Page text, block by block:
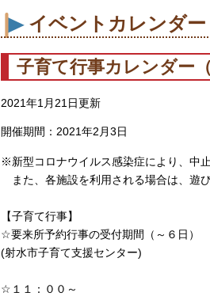
イベントカレンダー
子育て行事カレンダー（
2021年1月21日更新
開催期間： 2021年2月3日
※新型コロナウイルス感染症により、中
また、各施設を利用される場合は、遊
【子育て行事】
☆要来所予約行事の受付期間（～６日）
(射水市子育て支援センター)
☆１１：００～